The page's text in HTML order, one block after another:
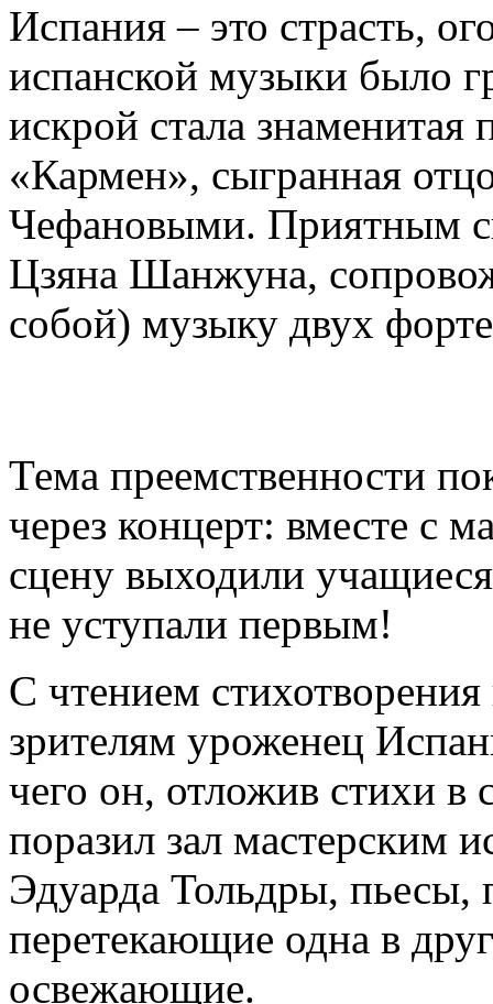
Испания – это страсть,
испанской музыки было
искрой стала
«Кармен», сыгранная
Чефановыми. Приятным
Цзяна Шанжуна,
собой) музыку двух
Тема преемственности
через концерт: вместе с
сцену выходили
не уступали первым!
С чтением
зрителям уроженец
чего он, отложив стихи в
поразил зал мастерским
Эдуарда Тольдры, пьесы,
перетекающие одна в
освежающие.